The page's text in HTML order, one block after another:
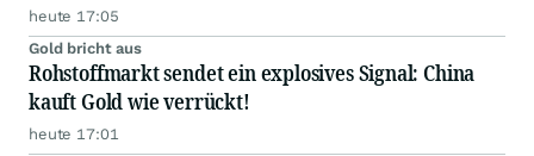
heute 17:05
Gold bricht aus
Rohstoffmarkt sendet ein explosives Signal: China
kauft Gold wie verrückt!
heute 17:01